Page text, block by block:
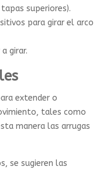
superiores).
para girar el arco
girar.
extender o
tales como
manera las arrugas
se sugieren las